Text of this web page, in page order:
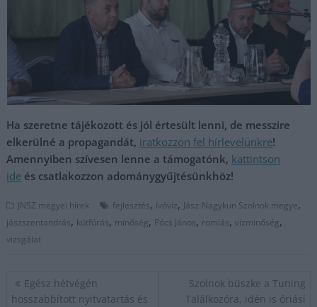
Ha szeretne tájékozott és jól értesült lenni, de messzire
elkerülné a propagandát, iratkozzon fel hírlevelünkre!
Amennyiben szívesen lenne a támogatónk, kattintson
ide és csatlakozzon adománygyűjtésünkhöz!
JNSZ megyei hírek fejlesztés, ívóvíz, Jász-Nagykun Szolnok megye,
jászszentandrás, kútfúrás, minőség, Pócs János, romlás,vízminőség,
vizsgálat
Bejegyzés
navigáció
Egész hétvégén
hosszabbított nyitvatartás és
Szolnok büszke a Tuning
Találkozóra, idén is óriási